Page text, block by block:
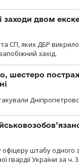
заходи двом
СП, яких ДБР
захід.
шестеро
штабу одного
гвардії України за ч.